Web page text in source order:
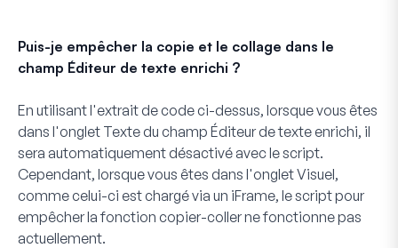
Puis-je empêcher la copie et le collage dans le
champ Éditeur de texte enrichi ?
En utilisant l'extrait de code ci-dessus, lorsque vous êtes
dans l'onglet Textedu champ Éditeur de texte enrichi, il
sera automatiquement désactivé avec le script.
Cependant, lorsque vous êtes dans l'ongletVisuel,
comme celui-ci est chargé via un iFrame, le script pour
empêcher la fonction copier-coller ne fonctionne pas
actuellement.